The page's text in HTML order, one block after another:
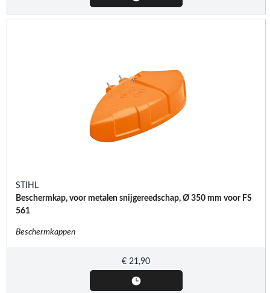
STIHL
Beschermkap, voor metalen snijgereedschap, Ø 350 mm voor FS
561
Beschermkappen
€ 21,90